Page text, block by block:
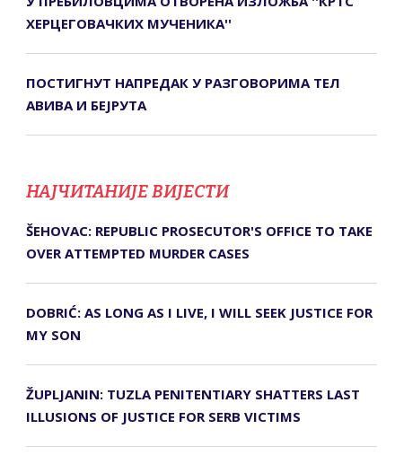
ХЕРЦЕГОВАЧКИХ МУЧЕНИКА''
ПОСТИГНУТ НАПРЕДАК У РАЗГОВОРИМА ТЕЛ
АВИВА И БЕЈРУТА
НАЈЧИТАНИЈЕ ВИЈЕСТИ
ŠEHOVAC: REPUBLIC PROSECUTOR'S OFFICE TO TAKE
OVER ATTEMPTED MURDER CASES
DOBRIĆ: AS LONG AS I LIVE, I WILL SEEK JUSTICE FOR
MY SON
ŽUPLJANIN: TUZLA PENITENTIARY SHATTERS LAST
ILLUSIONS OF JUSTICE FOR SERB VICTIMS